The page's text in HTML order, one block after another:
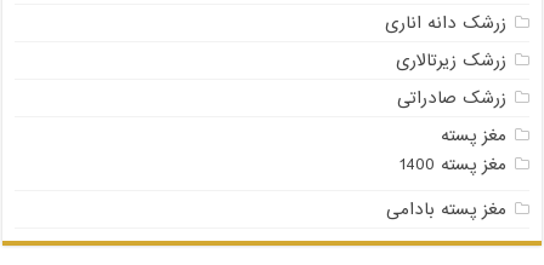
زرشک دانه اناری
زرشک زیرتالاری
زرشک صادراتی
مغز پسته
مغز پسته 1400
مغز پسته بادامی